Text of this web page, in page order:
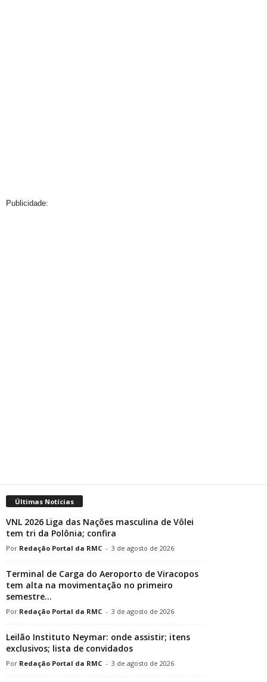
Publicidade:
Últimas Notícias
VNL 2026 Liga das Nações masculina de Vôlei
tem tri da Polônia; confira
Redação Portal da RMC - 3 de agosto de 2026
Terminal de Carga do Aeroporto de Viracopos
tem alta na movimentação no primeiro
semestre...
Redação Portal da RMC - 3 de agosto de 2026
Leilão Instituto Neymar: onde assistir; itens
exclusivos; lista de convidados
Redação Portal da RMC - 3 de agosto de 2026